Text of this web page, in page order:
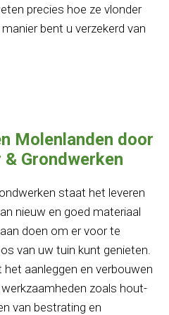
precies hoe ze vlonder
bent u verzekerd van
Molenlanden door
& Grondwerken
staat het leveren
nieuw en goed materiaal
doen om er voor te
van uw tuin kunt genieten.
aanleggen en verbouwen
zoals hout-
van bestrating en